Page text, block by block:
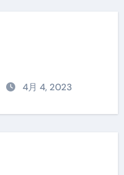
4月 4, 2023